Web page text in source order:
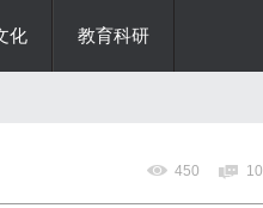
化 教育科研
450 10